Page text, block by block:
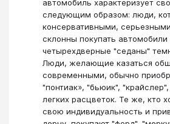
автомобиль характеризует
следующим образом: люди,
консервативными,
склонны покупать
четырехдверные "седаны"
Люди, желающие казаться
современными, обычно
"понтиак», "бьюик",
легких расцве­ток. Те же, кто
свою индивидуальность и